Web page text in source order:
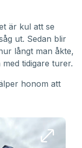
är kul att se
ut. Sedan blir
långt man åkte,
tidigare turer.
honom att